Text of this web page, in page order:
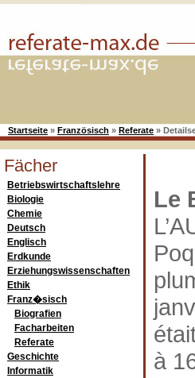
Startseite » Französisch » Referate »
Fächer
Betriebswirtschaftslehre
Biologie
Chemie
Deutsch
Englisch
Erdkunde
Erziehungswissenschaften
Ethik
Franz�sisch
Biografien
Facharbeiten
Referate
Geschichte
Informatik
Le
à